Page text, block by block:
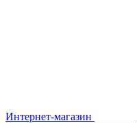
Интернет-магазин